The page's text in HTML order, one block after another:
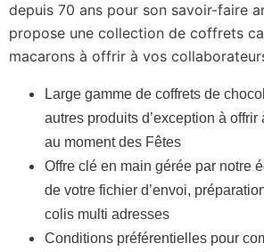
depuis 70 ans pour son savoir-faire
propose une collection de coffrets
macarons à offrir à vos
Large gamme de coffrets de
autres produits d’exception à
au moment des Fêtes
Offre clé en main gérée par notre
de votre fichier d’envoi,
colis multi adresses
Conditions préférentielles pour